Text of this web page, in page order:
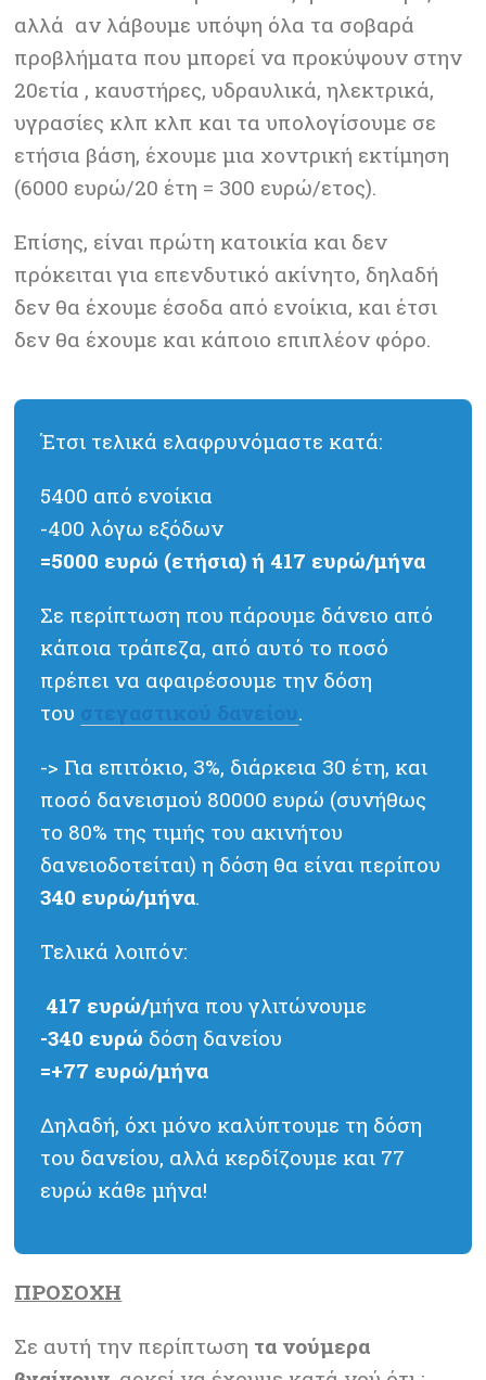
αλλά αν λάβουμε υπόψη όλα τα σοβαρά
προβλήματα που μπορεί να προκύψουν στην
20ετία , καυστήρες, υδραυλικά, ηλεκτρικά,
υγρασίες κλπ κλπ και τα υπολογίσουμε σε
ετήσια βάση, έχουμε μια χοντρική εκτίμηση
(6000 ευρώ/20 έτη = 300 ευρώ/ετος).
Επίσης, είναι πρώτη κατοικία και δεν
πρόκειται για επενδυτικό ακίνητο, δηλαδή
δεν θα έχουμε έσοδα από ενοίκια, και έτσι
δεν θα έχουμε και κάποιο επιπλέον φόρο.
Έτσι τελικά ελαφρυνόμαστε κατά:
5400 από ενοίκια
-400 λόγω εξόδων
=5000 ευρώ (ετήσια)ή 417 ευρώ/μήνα
Σε περίπτωση που πάρουμε δάνειο από
κάποια τράπεζα, από αυτό το ποσό
πρέπει να αφαιρέσουμε την δόση
του
.
-> Για επιτόκιο, 3%, διάρκεια 30 έτη, και
ποσό δανεισμού 80000 ευρώ (συνήθως
το 80% της τιμής του ακινήτου
δανειοδοτείται) η δόση θα είναι περίπου
340 ευρώ/μήνα.
Τελικά λοιπόν:
417 ευρώ/μήνα που γλιτώνουμε
-340 ευρώ δόση δανείου
=+77 ευρώ/μήνα
Δηλαδή, όχι μόνο καλύπτουμε τη δόση
του δανείου, αλλά κερδίζουμε και 77
ευρώ κάθε μήνα!
ΠΡΟΣΟΧΗ
Σε αυτή την περίπτωση τα νούμερα